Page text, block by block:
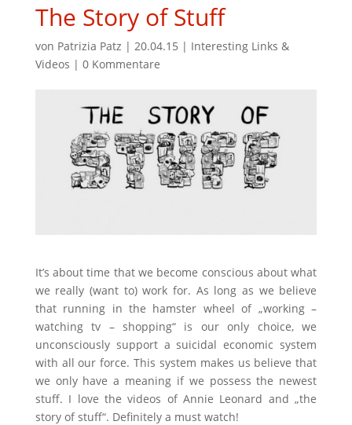
The Story of Stuff
von Patrizia Patz | 20.04.15 | Interesting Links &
Videos | 0 Kommentare
It’s about time that we become conscious about what
we really (want to) work for. As long as we believe
that running in the hamster wheel of „working –
watching tv – shopping“ is our only choice, we
unconsciously support a suicidal economic system
with all our force. This system makes us believe that
we only have a meaning if we possess the newest
stuff. I love the videos of Annie Leonard and „the
story of stuff“. Definitely a must watch!